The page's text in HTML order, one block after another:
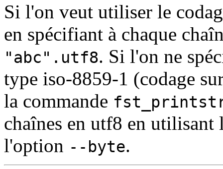
Si l'on veut utiliser le
en spécifiant à chaque
"abc".utf8. Si l'on ne
type iso-8859-1 (codage
la commande
chaînes en utf8 en
l'option --byte.